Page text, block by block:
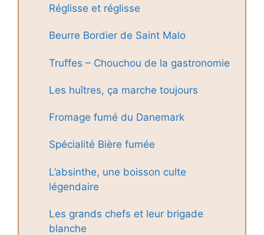
Réglisse et réglisse
Beurre Bordier de Saint Malo
Truffes – Chouchou de la gastronomie
Les huîtres, ça marche toujours
Fromage fumé du Danemark
Spécialité Bière fumée
L’absinthe, une boisson culte
légendaire
Les grands chefs et leur brigade
blanche